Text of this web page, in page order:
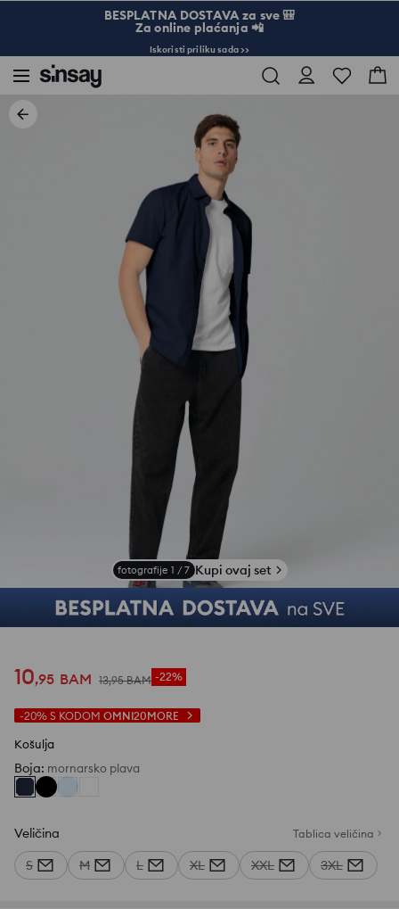
BESPLATNA DOSTAVA za sve 🎒
Za online plaćanja 📲
Iskoristi priliku sada >>
fotografije 1 / 7 Kupi ovaj set
10,95 BAM 13,95 BAM -22%
-20% S KODOM OMNI20MORE
Košulja
Boja: mornarsko plava
Veličina Tablica veličina
S M L XL XXL 3XL